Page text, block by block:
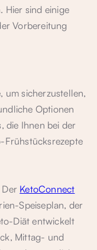
Hier sind einige
Vorbereitung
um sicherzustellen,
Optionen
die Ihnen bei der
Frühstücksrezepte
Der KetoConnect
Speiseplan, der
Diät entwickelt
Mittag- und